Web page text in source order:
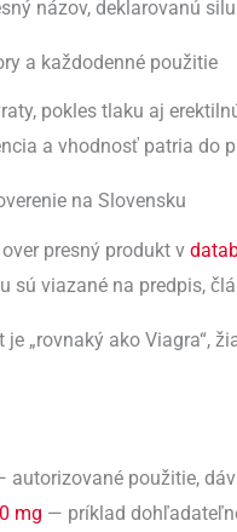
názov, deklarovanú
a každodenné použitie
pokles tlaku aj
a vhodnosť patria do
na Slovensku
presný produkt v
sú viazané na predpis,
je „rovnaký ako Viagra“,
autorizované použitie,
mg — príklad